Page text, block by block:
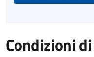
Condizioni